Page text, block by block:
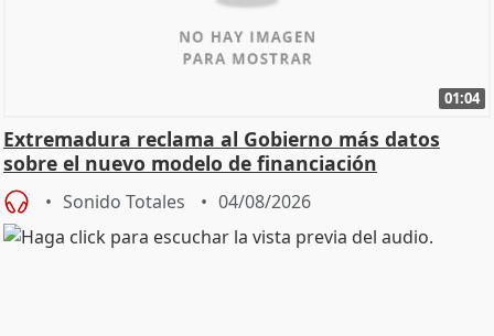
01:04
Extremadura reclama al Gobierno más datos
sobre el nuevo modelo de financiación
Sonido Totales 04/08/2026